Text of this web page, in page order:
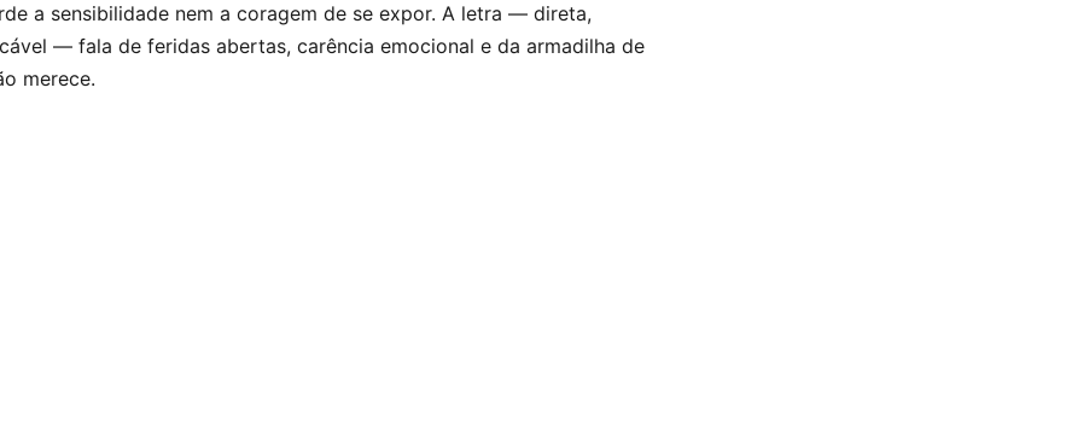
a sensibilidade nem a coragem de se expor. A letra — direta,
— fala de feridas abertas, carência emocional e da armadilha de
merece.